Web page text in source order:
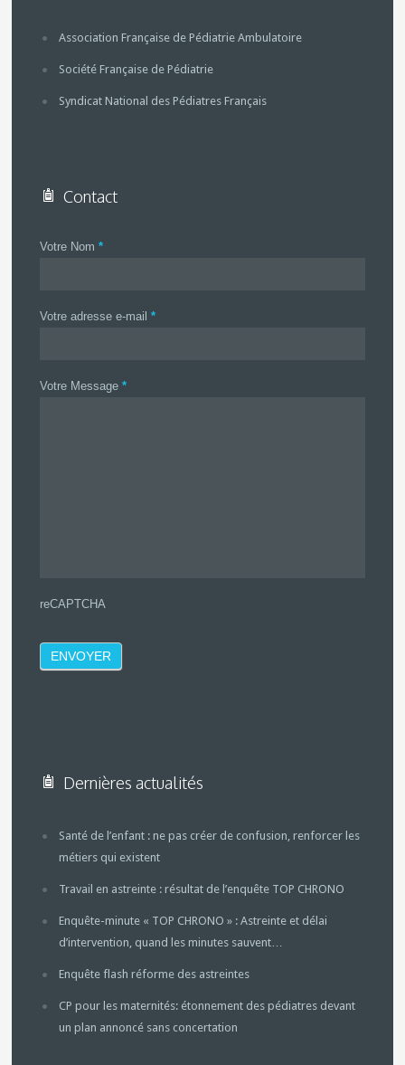
Association Française de Pédiatrie Ambulatoire
Société Française de Pédiatrie
Syndicat National des Pédiatres Français
Contact
Votre Nom *
Votre adresse e-mail *
Votre Message *
reCAPTCHA
Dernières actualités
Santé de l’enfant : ne pas créer de confusion, renforcer les
métiers qui existent
Travail en astreinte : résultat de l’enquête TOP CHRONO
Enquête-minute « TOP CHRONO » : Astreinte et délai
d’intervention, quand les minutes sauvent…
Enquête flash réforme des astreintes
CP pour les maternités: étonnement des pédiatres devant
un plan annoncé sans concertation